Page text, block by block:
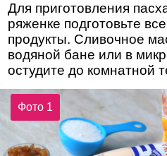
Для приготовления
ряженке подготовьте
продукты. Сливочное
водяной бане или в
остудите до комнатной
Фото 1